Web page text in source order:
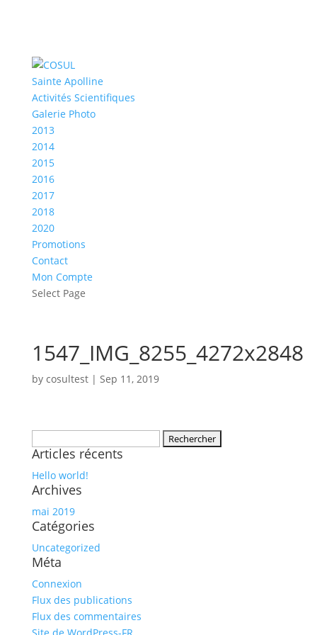
Sainte Apolline
Activités Scientifiques
Galerie Photo
2013
2014
2015
2016
2017
2018
2020
Promotions
Contact
Mon Compte
Select Page
1547_IMG_8255_4272x2848
by cosultest| Sep 11, 2019
Articles récents
Hello world!
Archives
mai 2019
Catégories
Uncategorized
Méta
Connexion
Flux des publications
Flux des commentaires